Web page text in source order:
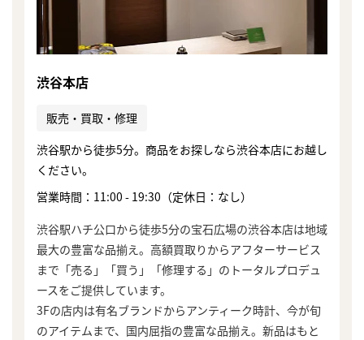
渋谷本店
販売・買取・修理
渋谷駅から徒歩5分。商品をお探しなら渋谷本店にお越し
ください。
営業時間：11:00 - 19:30（定休日：なし）
渋谷駅ハチ公口から徒歩5分の宝石広場の渋谷本店は地域
最大の豊富な品揃え。高額買取りからアフターサービス
まで「売る」「買う」「修理する」のトータルプロデュ
ースをご提供しています。
3Fの店内は有名ブランドからアンティーク時計、今が旬
のアイテムまで、国内屈指の豊富な品揃え。新品はもと
かんたん30秒でお試し査定